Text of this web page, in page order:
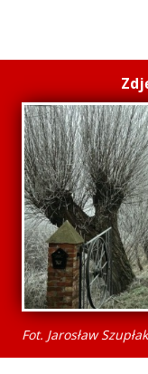
Fot. Jarosław